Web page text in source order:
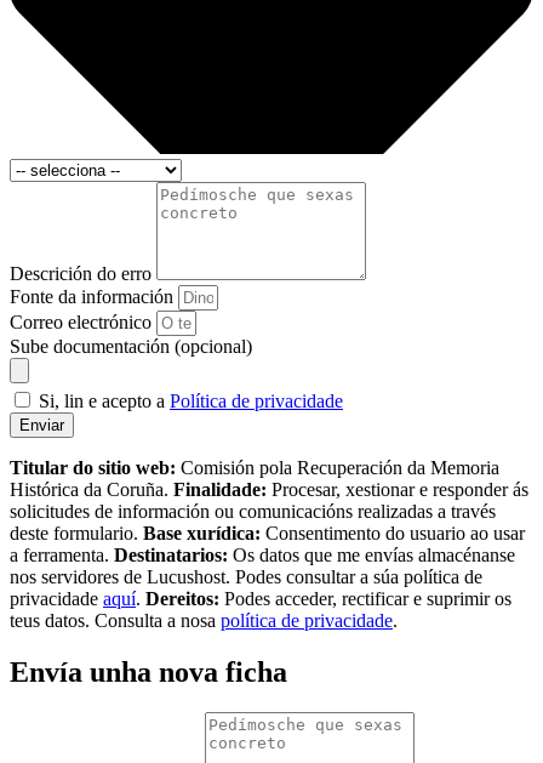
Descrición do erro
Fonte da información
Correo electrónico
Sube documentación (opcional)
Si, lin e acepto a Política de privacidade
Enviar
Titular do sitio web: Comisión pola Recuperación da Memoria
Histórica da Coruña. Finalidade: Procesar, xestionar e responder ás
solicitudes de información ou comunicacións realizadas a través
deste formulario. Base xurídica: Consentimento do usuario ao usar
a ferramenta. Destinatarios: Os datos que me envías almacénanse
nos servidores de Lucushost. Podes consultar a súa política de
privacidade aquí. Dereitos: Podes acceder, rectificar e suprimir os
teus datos. Consulta a nosa política de privacidade.
Envía unha nova ficha